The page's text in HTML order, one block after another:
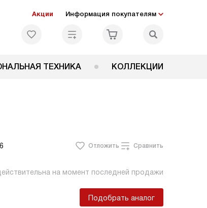
Акции Информация покупателям
ТЕХНИКА КОЛЛЕКЦИИ
Отложить Сравнить
на момент последней продажи
Подобрать аналог